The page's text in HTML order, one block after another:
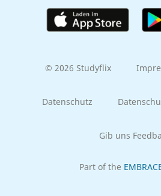
© 2026 Studyflix
Datenschutz
Gib uns
Part of the